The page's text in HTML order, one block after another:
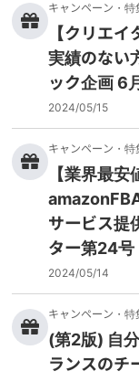
キャンペーン・特
【クリエ
実績のない
ック企画 6
2024/05/15
キャンペーン・特
【業界最
サービス提
ター第24号
2024/05/14
キャンペーン・特
(第2版) 自
ランスのチ